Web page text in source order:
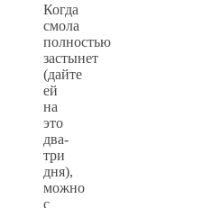
Когда
смола
полностью
застынет
(дайте
ей
на
это
два-
три
дня),
можно
с